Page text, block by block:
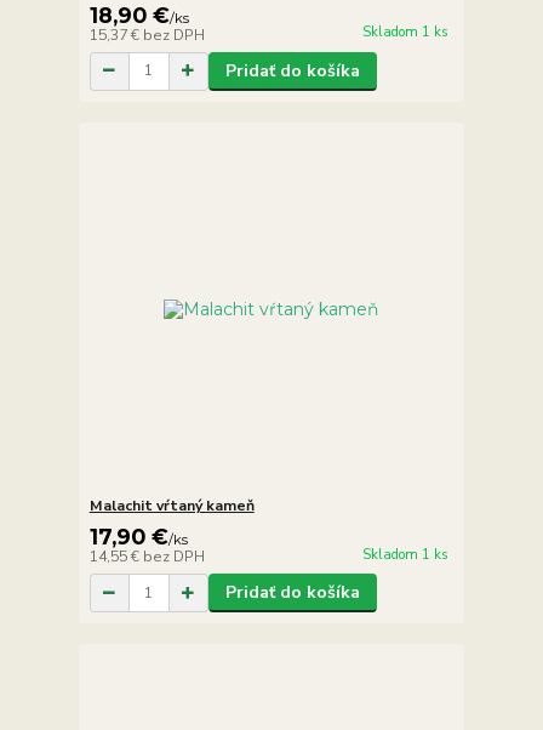
18,90 €/ks
15,37 € bez DPH Skladom 1 ks
Pridať do košíka
Malachit vŕtaný kameň
17,90 €/ks
14,55 € bez DPH Skladom 1 ks
Pridať do košíka